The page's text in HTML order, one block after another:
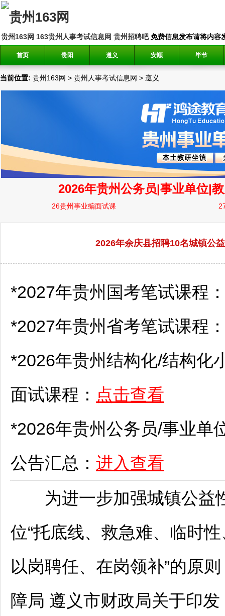
贵州163网 163贵州人事考试信息网 贵州招聘吧免费信息发布请将内容
首页 贵阳 遵义 安顺 毕节
当前位置: 贵州163网 > 贵州人事考试信息网 > 遵义
2026年余庆县招聘10名城镇公
*2027年贵州国考笔试课程
*2027年贵州省考笔试课程
*2026年贵州结构化/结构化
面试课程： 点击查看
*2026年贵州公务员/事业单
公告汇总： 进入查看
为进一步加强城镇公益
位“托底线、救急难、临时
以岗聘任、在岗领补”的原
障局 遵义市财政局关于印发